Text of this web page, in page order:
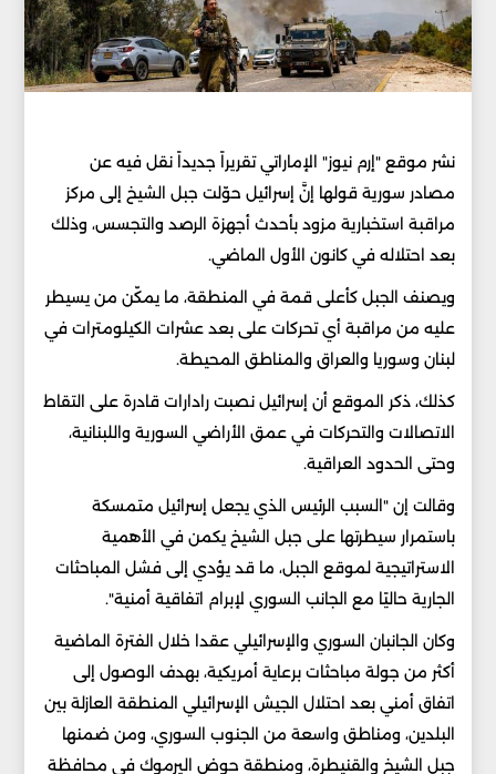
نشر موقع "إرم نيوز" الإماراتي تقريراً جديداً نقل فيه عن
مصادر سورية قولها إنَّ إسرائيل حوّلت جبل الشيخ إلى مركز
مراقبة استخبارية مزود بأحدث أجهزة الرصد والتجسس، وذلك
بعد احتلاله في كانون الأول الماضي.
ويصنف الجبل كأعلى قمة في المنطقة، ما يمكّن من يسيطر
عليه من مراقبة أي تحركات على بعد عشرات الكيلومترات في
لبنان وسوريا والعراق والمناطق المحيطة.
كذلك، ذكر الموقع أن إسرائيل نصبت رادارات قادرة على التقاط
الاتصالات والتحركات في عمق الأراضي السورية واللبنانية،
وحتى الحدود العراقية.
وقالت إن "السبب الرئيس الذي يجعل إسرائيل متمسكة
باستمرار سيطرتها على جبل الشيخ يكمن في الأهمية
الاستراتيجية لموقع الجبل، ما قد يؤدي إلى فشل المباحثات
الجارية حاليًا مع الجانب السوري لإبرام اتفاقية أمنية".
وكان الجانبان السوري والإسرائيلي عقدا خلال الفترة الماضية
أكثر من جولة مباحثات برعاية أمريكية، بهدف الوصول إلى
اتفاق أمني بعد احتلال الجيش الإسرائيلي المنطقة العازلة بين
البلدين، ومناطق واسعة من الجنوب السوري، ومن ضمنها
جبل الشيخ والقنيطرة، ومنطقة حوض اليرموك في محافظة